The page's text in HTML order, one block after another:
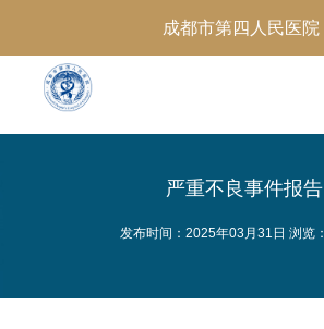
成都市第四人民医院
严重不良事件报告
发布时间：2025年03月31日 浏览：